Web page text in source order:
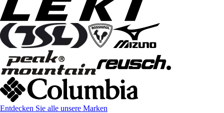
Entdecken Sie alle unsere Marken